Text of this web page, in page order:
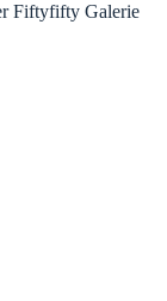
Fiftyfifty Galerie